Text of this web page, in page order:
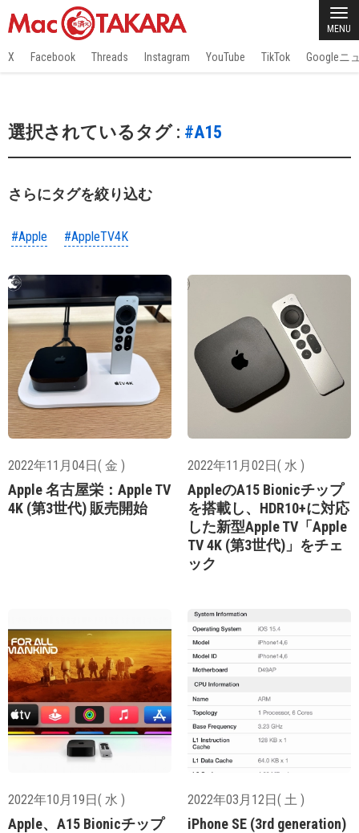
MENU
X Facebook Threads Instagram YouTube TikTok Googleニ
選択されているタグ : #A15
さらにタグを絞り込む
#Apple #AppleTV4K
2022年11月04日( 金 )
Apple 名古屋栄：Apple TV
4K (第3世代) 販売開始
2022年11月02日( 水 )
AppleのA15 Bionicチップ
を搭載し、HDR10+に対応
した新型Apple TV「Apple
TV 4K (第3世代)」をチェ
ック
2022年10月19日( 水 )
Apple、A15 Bionicチップ
2022年03月12日( 土 )
iPhone SE (3rd generation)